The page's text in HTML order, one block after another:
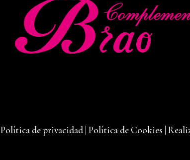
Política de privacidad Política de Cookies